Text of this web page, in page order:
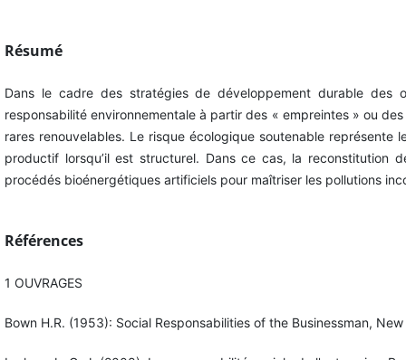
Résumé
Dans le cadre des stratégies de développement durable des
responsabilité environnementale à partir des « empreintes » ou
rares renouvelables. Le risque écologique soutenable
productif lorsqu’il est structurel. Dans ce cas, la reconstitution
procédés bioénergétiques artificiels pour maîtriser les pollutions
Références
1 OUVRAGES
Bown H.R. (1953): Social Responsabilities of the Businessman,